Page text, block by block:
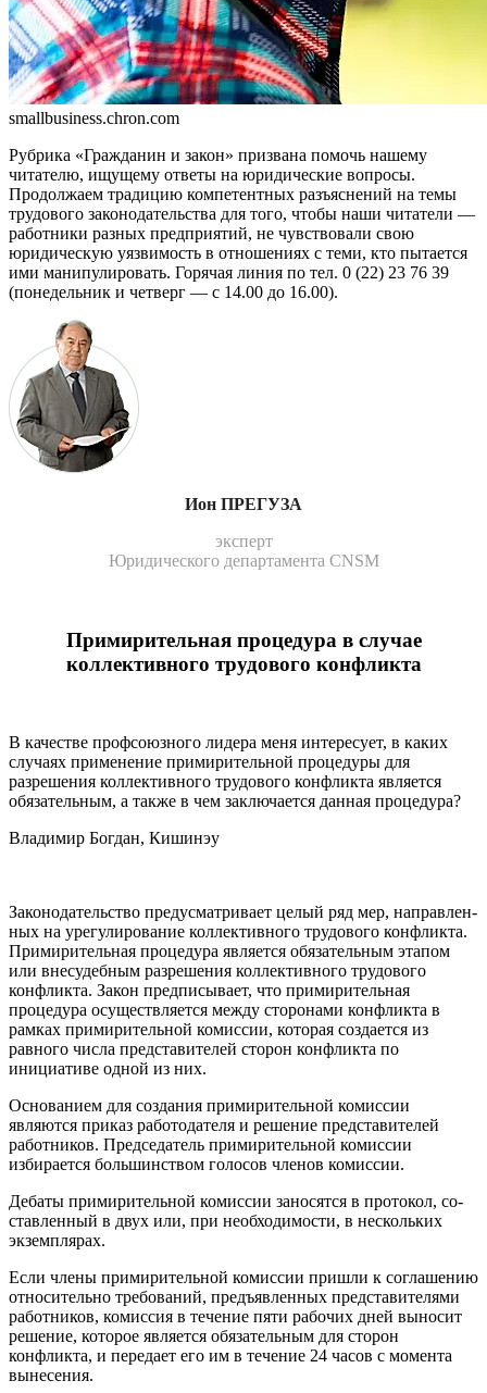
smallbusiness.chron.com
Рубрика «Гражданин и закон» при­звана помочь нашему
читателю, ищущему ответы на юридические во­просы.
Продолжаем традицию ком­петентных разъяснений на темы
тру­дового законодатель­ства для того, чтобы наши читатели —
работники разных предприятий, не чувствовали свою
юридическую уязвимость в отношениях с теми, кто пытается
ими манипу­лировать. Горячая линия по тел. 0 (22) 23 76 39
(понедельник и четверг — с 14.00 до 16.00).
Ион ПРЕГУЗА
эксперт
Юридического департамента CNSM
Примирительная процедура в случае
коллективного трудового конфликта
В качестве профсоюзного лидера меня интересует, в ка­ких
случаях применение примирительной процедуры для
разрешения коллективного трудового конфликта яв­ляется
обязательным, а также в чем заключается данная процедура?
Владимир Богдан, Кишинэу
Законодательство предусматривает целый ряд мер, направлен­
ных на урегулирование коллективного трудового конфликта.
При­мирительная процедура является обязательным этапом
или вне­судебным разрешения коллективного трудового
конфликта. За­кон предписывает, что примирительная
процедура осуществляется между сторонами конфликта в
рамках примирительной комиссии, которая создается из
равного числа представителей сторон конф­ликта по
инициативе одной из них.
Основанием для создания примирительной комиссии
являются приказ работодателя и решение представителей
работников. Пред­седатель примирительной комиссии
избирается большинством го­лосов членов комиссии.
Дебаты примирительной комиссии заносятся в протокол, со­
ставленный в двух или, при необходимости, в нескольких
экзем­плярах.
Если члены примирительной комиссии пришли к соглашению
относительно требований, предъявленных представителями
ра­ботников, комиссия в течение пяти рабочих дней выносит
реше­ние, которое является обязательным для сторон
конфликта, и пере­дает его им в течение 24 часов с момента
вынесения.